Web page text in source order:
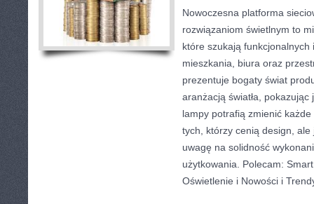
Nowoczesna platforma
rozwiązaniom świetlnym to
które szukają funkcjonalnych
mieszkania, biura oraz
prezentuje bogaty świat
aranżacją światła,
lampy potrafią zmienić
tych, którzy cenią design,
uwagę na solidność
użytkowania. Polecam:
Oświetlenie i Nowości i